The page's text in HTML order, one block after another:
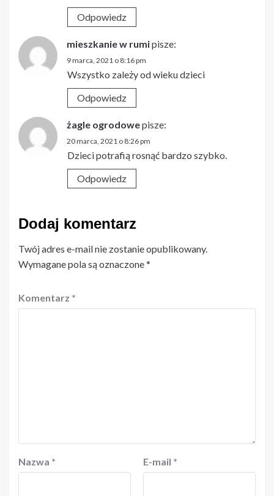
Odpowiedz
mieszkanie w rumipisze:
9 marca, 2021 o 8:16 pm
Wszystko zależy od wieku dzieci
Odpowiedz
żagle ogrodowepisze:
20 marca, 2021 o 8:26 pm
Dzieci potrafią rosnąć bardzo szybko.
Odpowiedz
Dodaj komentarz
Twój adres e-mail nie zostanie opublikowany.
Wymagane pola są oznaczone*
Komentarz *
Nazwa * E-mail *